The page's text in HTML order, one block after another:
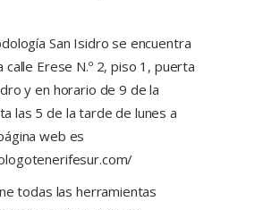
San Isidro se encuentra
calle Erese N.º 2, piso 1, puerta
y en horario de 9 de la
las 5 de la tarde de lunes a
web es
todas las herramientas